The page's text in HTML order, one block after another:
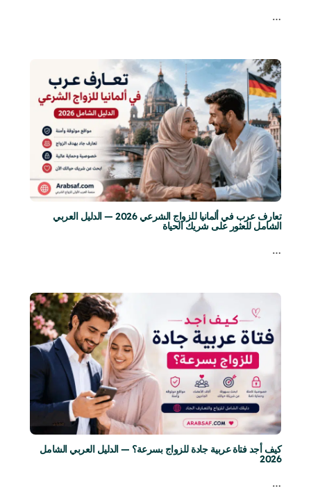
…
تعارف عرب في ألمانيا للزواج الشرعي 2026 — الدليل العربي
الشامل للعثور على شريك الحياة
…
كيف أجد فتاة عربية جادة للزواج بسرعة؟ — الدليل العربي الشامل
2026
…